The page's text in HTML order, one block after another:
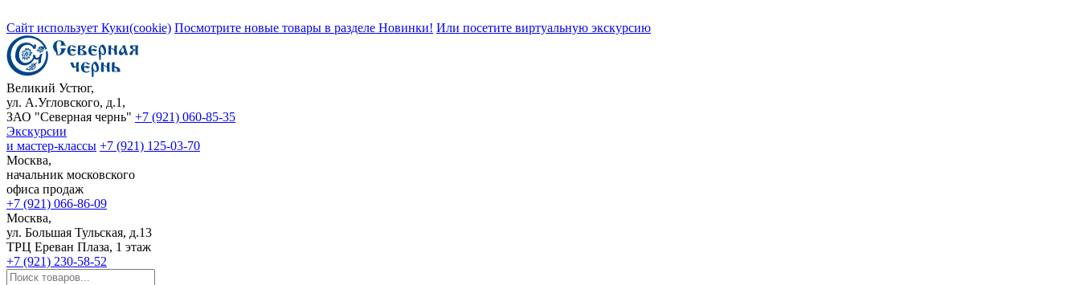
Сайт использует Куки(cookie) Посмотрите новые товары в разделе Новинки! Или посетите виртуальную экскурсию
Великий Устюг,
ул. А.Угловского, д.1,
ЗАО "Северная чернь" +7 (921) 060-85-35
Экскурсии
и мастер-классы +7 (921) 125-03-70
Москва,
начальник московского
офиса продаж
+7 (921) 066-86-09
Москва,
ул. Большая Тульская, д.13
ТРЦ Ереван Плаза, 1 этаж
+7 (921) 230-58-52